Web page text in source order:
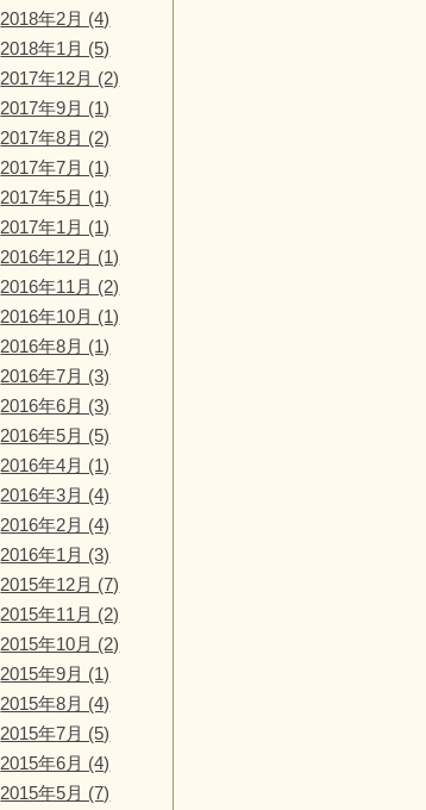
2018年2月 (4)
2018年1月 (5)
2017年12月 (2)
2017年9月 (1)
2017年8月 (2)
2017年7月 (1)
2017年5月 (1)
2017年1月 (1)
2016年12月 (1)
2016年11月 (2)
2016年10月 (1)
2016年8月 (1)
2016年7月 (3)
2016年6月 (3)
2016年5月 (5)
2016年4月 (1)
2016年3月 (4)
2016年2月 (4)
2016年1月 (3)
2015年12月 (7)
2015年11月 (2)
2015年10月 (2)
2015年9月 (1)
2015年8月 (4)
2015年7月 (5)
2015年6月 (4)
2015年5月 (7)